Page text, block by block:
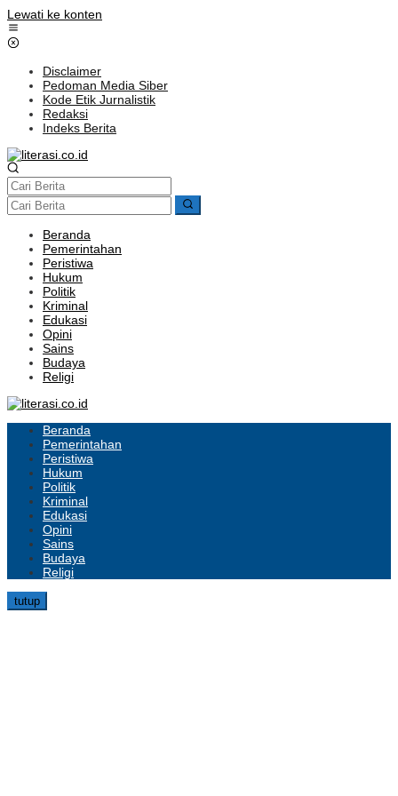
Lewati ke konten
Disclaimer
Pedoman Media Siber
Kode Etik Jurnalistik
Redaksi
Indeks Berita
Beranda
Pemerintahan
Peristiwa
Hukum
Politik
Kriminal
Edukasi
Opini
Sains
Budaya
Religi
Beranda
Pemerintahan
Peristiwa
Hukum
Politik
Kriminal
Edukasi
Opini
Sains
Budaya
Religi
tutup